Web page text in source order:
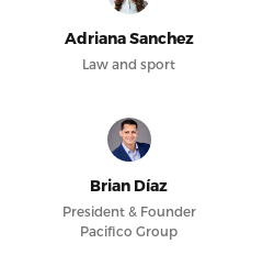
Adriana Sanchez
Law and sport
Brian Díaz
President & Founder
Pacifico Group